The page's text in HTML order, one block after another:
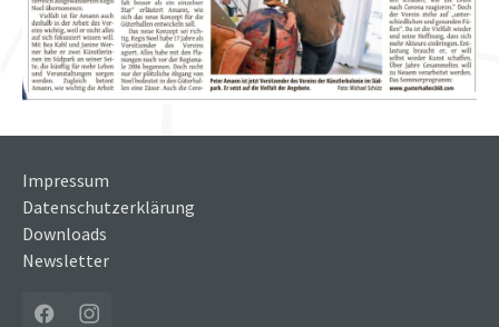
Impressum
Datenschutzerklärung
Downloads
Newsletter